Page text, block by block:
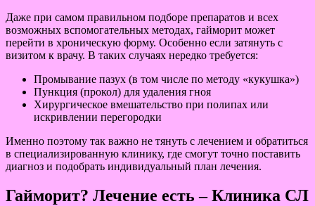
Даже при самом правильном подборе препаратов и всех
возможных вспомогательных методах, гайморит может
перейти в хроническую форму. Особенно если затянуть с
визитом к врачу. В таких случаях нередко требуется:
Промывание пазух (в том числе по методу «кукушка»)
Пункция (прокол) для удаления гноя
Хирургическое вмешательство при полипах или
искривлении перегородки
Именно поэтому так важно не тянуть с лечением и обратиться
в специализированную клинику, где смогут точно поставить
диагноз и подобрать индивидуальный план лечения.
Гайморит? Лечение есть – Клиника СЛ